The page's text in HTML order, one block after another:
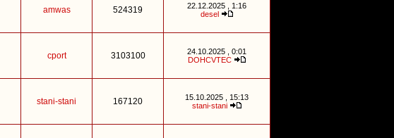
amwas 524319
22.12.2025 , 1:16
desel
cport 3103100
24.10.2025 , 0:01
DOHCVTEC
stani-stani 167120
15.10.2025 , 15:13
stani-stani